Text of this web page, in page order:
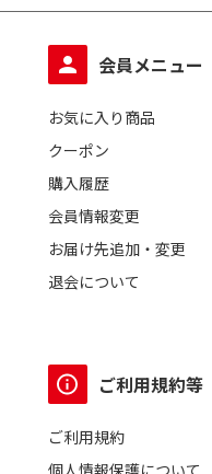
会員メニュー
お気に入り商品
クーポン
購入履歴
会員情報変更
お届け先追加・変更
退会について
ご利用規約等
ご利用規約
個人情報保護について